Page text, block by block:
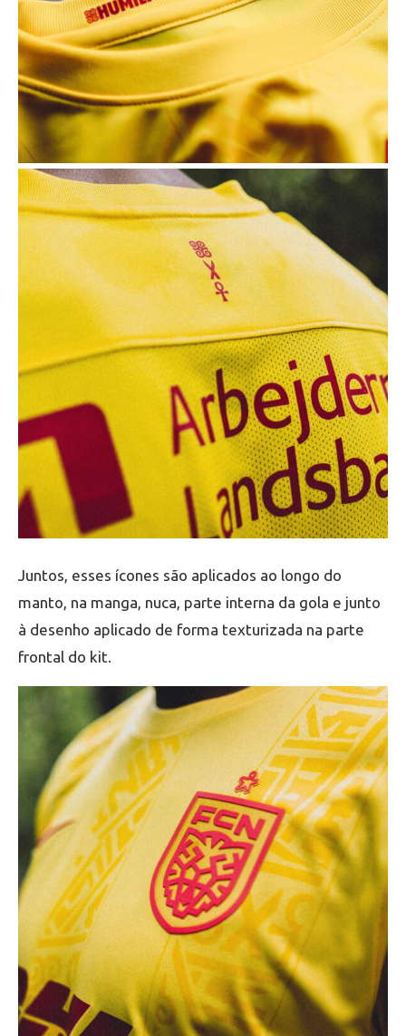
Juntos, esses ícones são aplicados ao longo do
manto, na manga, nuca, parte interna da gola e junto
à desenho aplicado de forma texturizada na parte
frontal do kit.